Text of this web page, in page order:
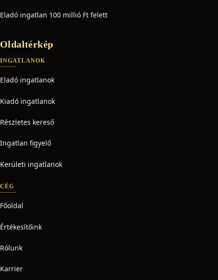
Eladó ingatlan 100 millió Ft felett
Oldaltérkép
INGATLANOK
Eladó ingatlanok
Kiadó ingatlanok
Részletes kereső
Ingatlan figyelő
Kerületi ingatlanok
CÉG
Főoldal
Értékesítőink
Rólunk
Karrier